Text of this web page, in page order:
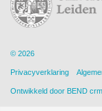
© 2026
Privacyverklaring
Ontwikkeld door BEND crm